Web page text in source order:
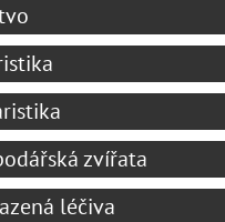
zvířata
léčiva